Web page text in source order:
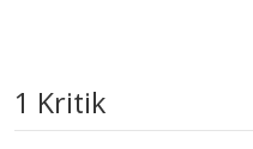
1 Kritik